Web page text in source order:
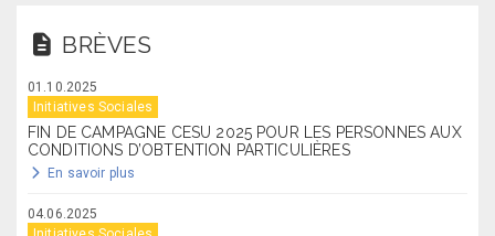
BRÈVES
01.10.2025
Initiatives Sociales
FIN DE CAMPAGNE CESU 2025 POUR LES PERSONNES AUX
CONDITIONS D’OBTENTION PARTICULIÈRES
En savoir plus
04.06.2025